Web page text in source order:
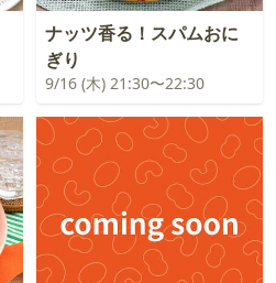
ナッツ香る！スパムおに
ぎり
9/16 (木) 21:30〜22:30